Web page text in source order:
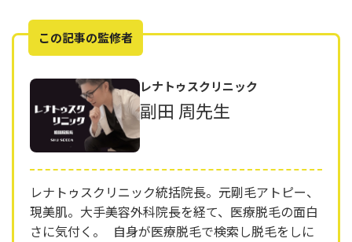
この記事の監修者
レナトゥスクリニック
副田 周先生
レナトゥスクリニック統括院長。元剛毛アトピー、
現美肌。大手美容外科院長を経て、医療脱毛の面白
さに気付く。 自身が医療脱毛で検索し脱毛をしに